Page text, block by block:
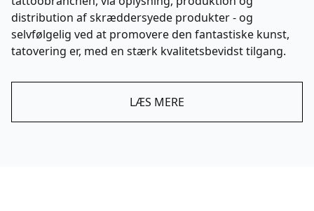
distribution af skræddersyede produkter - og
selvfølgelig ved at promovere den fantastiske kunst,
tatovering er, med en stærk kvalitetsbevidst tilgang.
LÆS MERE